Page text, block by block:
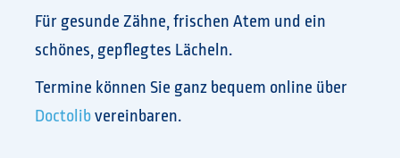
Für gesunde Zähne, frischen Atem und ein
schönes, gepflegtes Lächeln.
Termine können Sie ganz bequem online über
Doctolibvereinbaren.